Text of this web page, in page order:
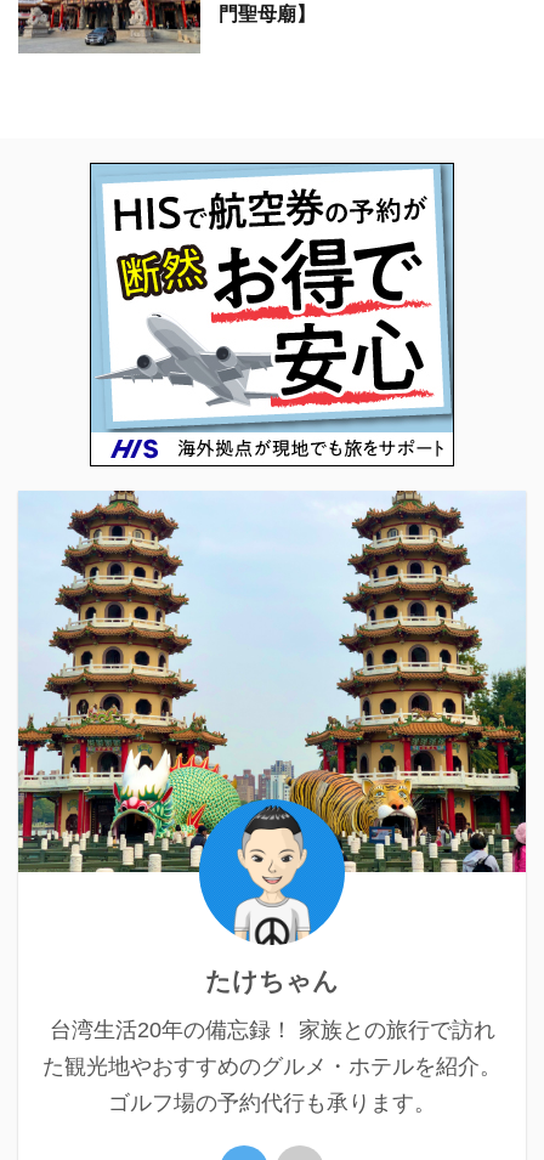
門聖母廟】
たけちゃん
台湾生活20年の備忘録！ 家族との旅行で訪れ
た観光地やおすすめのグルメ・ホテルを紹介。
ゴルフ場の予約代行も承ります。